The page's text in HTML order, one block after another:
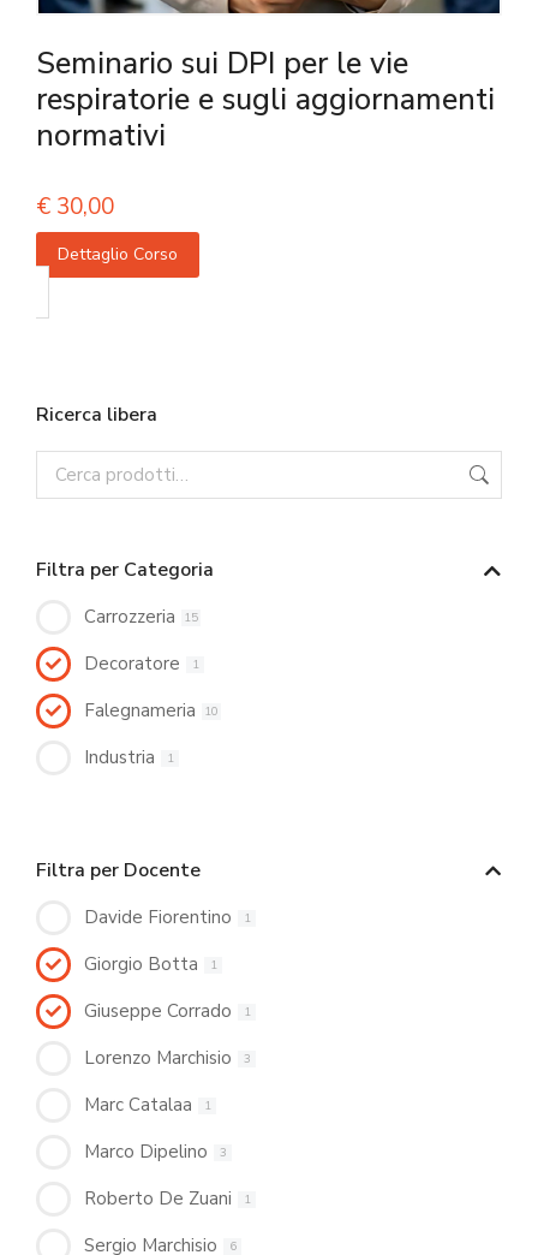
Seminario sui DPI per le vie
respiratorie e sugli aggiornamenti
normativi
€ 30,00
Dettaglio Corso
Ricerca libera
Filtra per Categoria
Carrozzeria 15
Decoratore 1
Falegnameria 10
Industria 1
Filtra per Docente
Davide Fiorentino 1
Giorgio Botta 1
Giuseppe Corrado 1
Lorenzo Marchisio 3
Marc Catalaa 1
Marco Dipelino 3
Roberto De Zuani 1
Sergio Marchisio 6